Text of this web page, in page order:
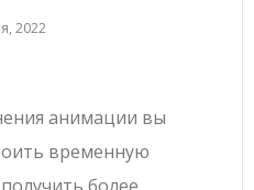
2022
анимации вы
временную